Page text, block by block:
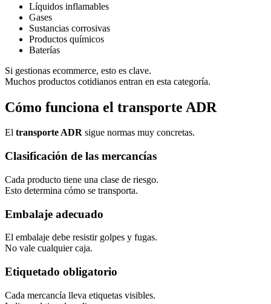
Líquidos inflamables
Gases
Sustancias corrosivas
Productos químicos
Baterías
Si gestionas ecommerce, esto es clave.
Muchos productos cotidianos entran en esta categoría.
Cómo funciona el transporte ADR
El transporte ADR sigue normas muy concretas.
Clasificación de las mercancías
Cada producto tiene una clase de riesgo.
Esto determina cómo se transporta.
Embalaje adecuado
El embalaje debe resistir golpes y fugas.
No vale cualquier caja.
Etiquetado obligatorio
Cada mercancía lleva etiquetas visibles.